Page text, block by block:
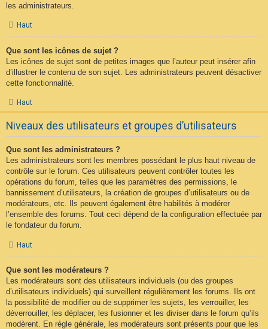
les administrateurs.
Haut
Que sont les icônes de sujet ?
Les icônes de sujet sont de petites images que l’auteur peut insérer afin
d’illustrer le contenu de son sujet. Les administrateurs peuvent désactiver
cette fonctionnalité.
Haut
Niveaux des utilisateurs et groupes d’utilisateurs
Que sont les administrateurs ?
Les administrateurs sont les membres possédant le plus haut niveau de
contrôle sur le forum. Ces utilisateurs peuvent contrôler toutes les
opérations du forum, telles que les paramètres des permissions, le
bannissement d’utilisateurs, la création de groupes d’utilisateurs ou de
modérateurs, etc. Ils peuvent également être habilités à modérer
l’ensemble des forums. Tout ceci dépend de la configuration effectuée par
le fondateur du forum.
Haut
Que sont les modérateurs ?
Les modérateurs sont des utilisateurs individuels (ou des groupes
d’utilisateurs individuels) qui surveillent régulièrement les forums. Ils ont
la possibilité de modifier ou de supprimer les sujets, les verrouiller, les
déverrouiller, les déplacer, les fusionner et les diviser dans le forum qu’ils
modèrent. En règle générale, les modérateurs sont présents pour que les